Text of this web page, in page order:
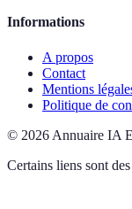
Informations
A propos
Contact
Mentions
Politique de
© 2026 Annuaire IA
Certains liens sont